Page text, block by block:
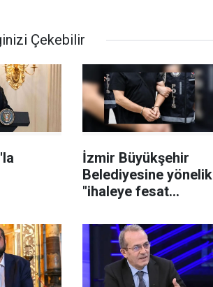
Çekebilir
İzmir Büyükşehir
Belediyesine yönelik
"ihaleye fesat
soruşturmasında 2
şüpheli tutuklandı